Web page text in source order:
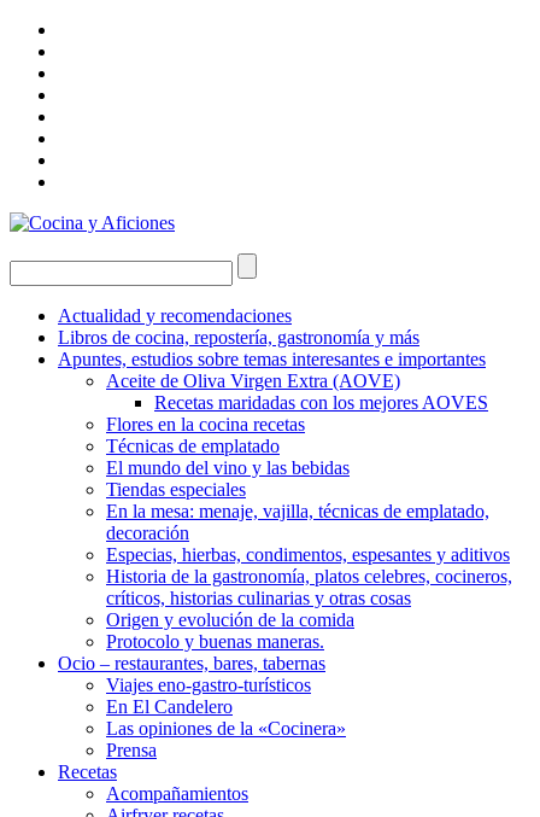
Actualidad y recomendaciones
Libros de cocina, repostería, gastronomía y más
Apuntes, estudios sobre temas interesantes e importantes
Aceite de Oliva Virgen Extra (AOVE)
Recetas maridadas con los mejores AOVES
Flores en la cocina recetas
Técnicas de emplatado
El mundo del vino y las bebidas
Tiendas especiales
En la mesa: menaje, vajilla, técnicas de emplatado,
decoración
Especias, hierbas, condimentos, espesantes y aditivos
Historia de la gastronomía, platos celebres, cocineros,
críticos, historias culinarias y otras cosas
Origen y evolución de la comida
Protocolo y buenas maneras.
Ocio – restaurantes, bares, tabernas
Viajes eno-gastro-turísticos
En El Candelero
Las opiniones de la «Cocinera»
Prensa
Recetas
Acompañamientos